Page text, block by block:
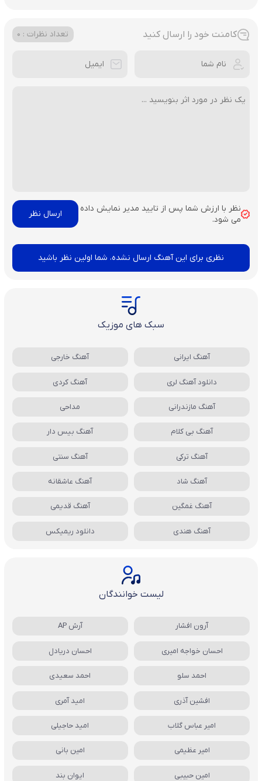
کامنت خود را ارسال کنید تعداد نظرات : 0
نظر با ارزش شما پس از تایید مدیر نمایش داده
می شود.
نظری برای این آهنگ ارسال نشده، شما اولین نظر باشید
سبک های موزیک
آهنگ ایرانی آهنگ خارجی
دانلود آهنگ لری آهنگ کردی
آهنگ مازندرانی مداحی
آهنگ بی کلام آهنگ بیس دار
آهنگ ترکی آهنگ سنتی
آهنگ شاد آهنگ عاشقانه
آهنگ غمگین آهنگ قدیمی
آهنگ هندی دانلود ریمیکس
لیست خوانندگان
آرون افشار آرش AP
احسان خواجه امیری احسان دریادل
احمد سلو احمد سعیدی
افشین آذری امید آمری
امیر عباس گلاب امید حاجیلی
امیر عظیمی امین بانی
امین حبیبی ایوان بند